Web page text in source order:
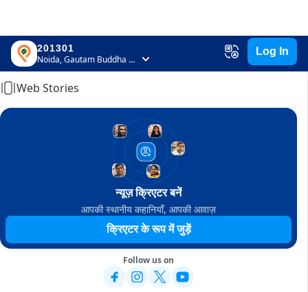
201301
Noida, Gautam Buddha Nagar, Uttar Pradesh
Log In
Home
Web Stories
न्यूज़ क्रिएटर बनें
आपकी स्थानीय कहानियाँ, आपकी आवाज़
क्रिएटर के रूप में जुड़ें
Follow us on